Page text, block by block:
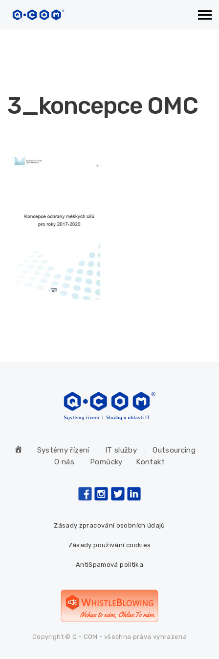
3_koncepce OMC
Systémy řízení IT služby
Outsourcing
O nás
Pomůcky Kontakt
Zásady zpracování osobních údajů
Zásady používání cookies
AntiSpamová politika
Copyright © Q - COM - všechna práva vyhrazena